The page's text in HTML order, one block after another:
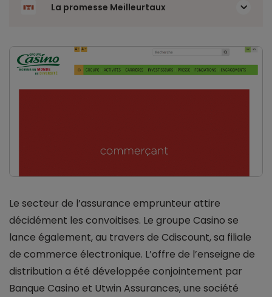
La promesse Meilleurtaux
Le secteur de l’assurance emprunteur attire
décidément les convoitises. Le groupe Casino se
lance également, au travers de Cdiscount, sa filiale
de commerce électronique. L’offre de l’enseigne de
distribution a été développée conjointement par
Banque Casino et Utwin Assurances, une société